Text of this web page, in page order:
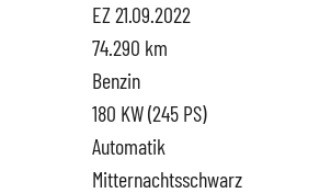
CUPRA
VW
VW Nutzfahrzeugservice
Probefahrt
News
Unternehmen
EZ 21.09.2022
74.290 km
Benzin
180 KW (245 PS)
Automatik
Mitternachtsschwarz